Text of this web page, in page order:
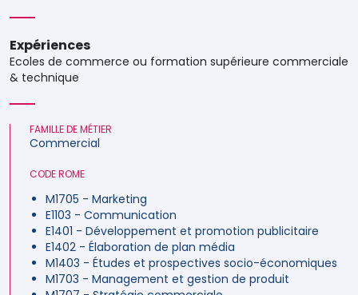
Expériences
Ecoles de commerce ou formation supérieure commerciale
& technique
FAMILLE DE MÉTIER
Commercial
CODE ROME
M1705 - Marketing
E1103 - Communication
E1401 - Développement et promotion publicitaire
E1402 - Élaboration de plan média
M1403 - Études et prospectives socio-économiques
M1703 - Management et gestion de produit